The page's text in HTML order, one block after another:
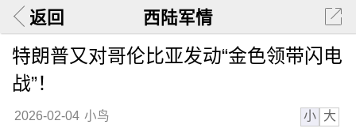
返回 西陆军情
特朗普又对哥伦比亚发动“金色领带闪电
战”！
2026-02-04 小鸟 小 大